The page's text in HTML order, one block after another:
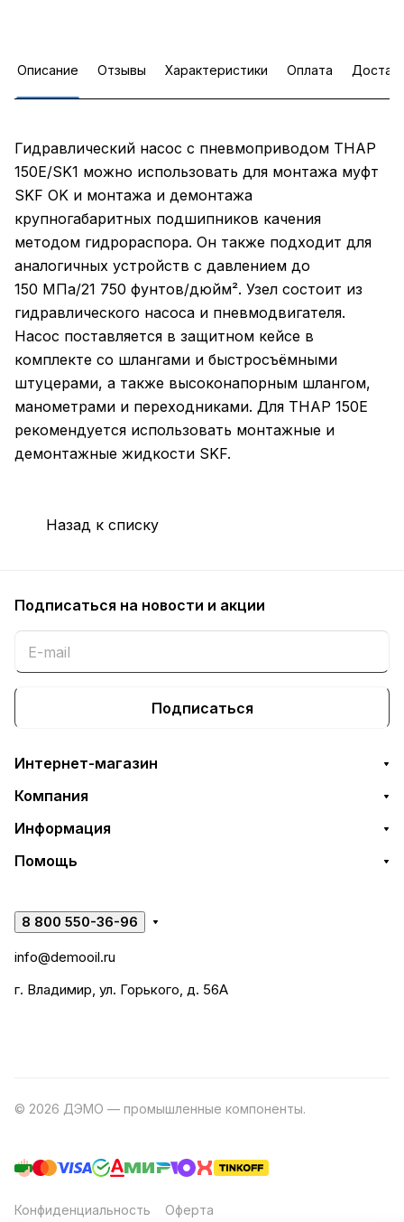
Описание Отзывы Характеристики Оплата
Гидравлический насос с пневмоприводом THAP
150E/SK1 можно использовать для монтажа муфт
SKF OK и монтажа и демонтажа
крупногабаритных подшипников качения
методом гидрораспора. Он также подходит для
аналогичных устройств с давлением до
150 МПа/21 750 фунтов/дюйм². Узел состоит из
гидравлического насоса и пневмодвигателя.
Насос поставляется в защитном кейсе в
комплекте со шлангами и быстросъёмными
штуцерами, а также высоконапорным шлангом,
манометрами и переходниками. Для THAP 150E
рекомендуется использовать монтажные и
демонтажные жидкости SKF.
Назад к списку
Подписаться на новости и акции
Подписаться
Интернет-магазин
Компания
Информация
Помощь
8 800 550-36-96
info@demooil.ru
г. Владимир, ул. Горького, д. 56А
© 2026 ДЭМО — промышленные компоненты.
Конфиденциальность Оферта